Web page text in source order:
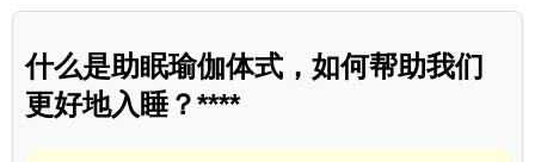
什么是助眠瑜伽体式，如何帮助我们
更好地入睡？****